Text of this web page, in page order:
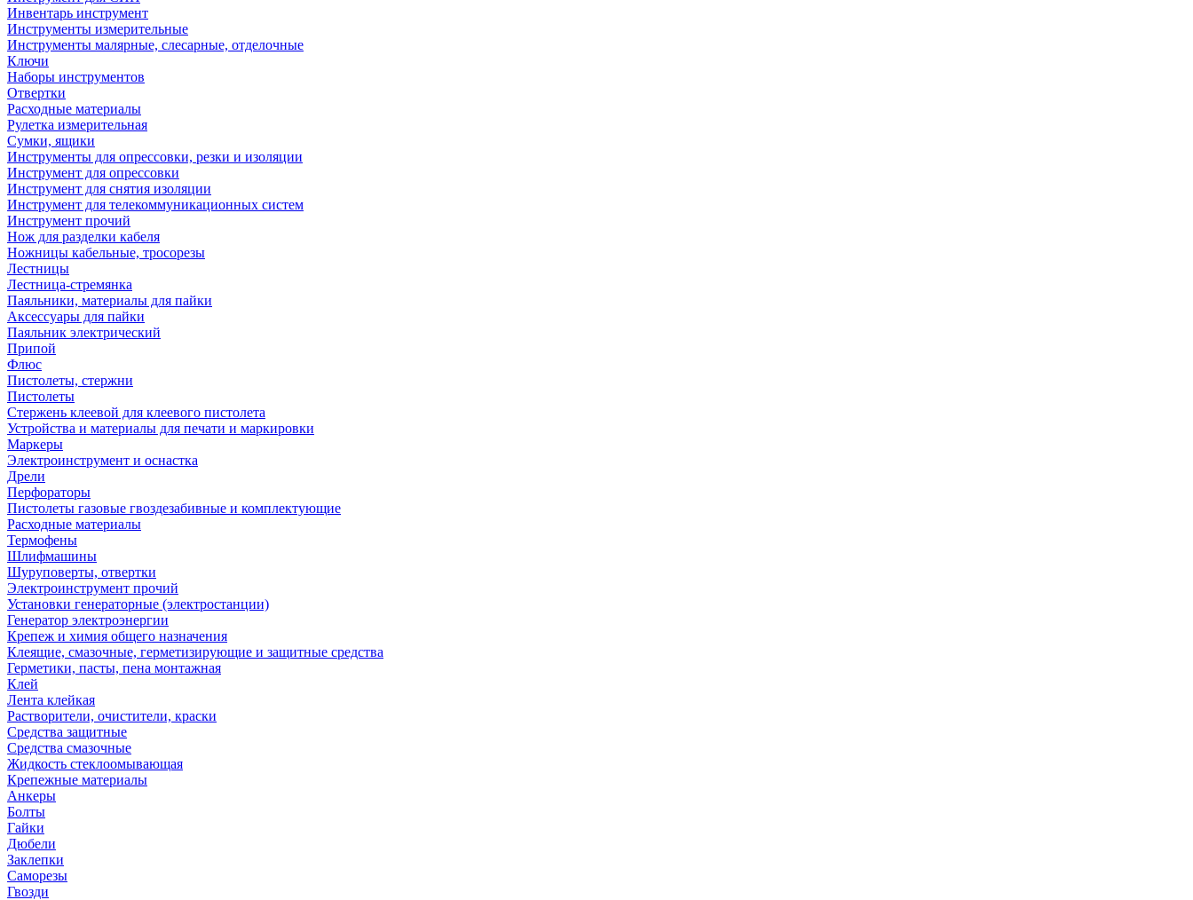
Инвентарь инструмент
Инструменты измерительные
Инструменты малярные, слесарные, отделочные
Ключи
Наборы инструментов
Отвертки
Расходные материалы
Рулетка измерительная
Сумки, ящики
Инструменты для опрессовки, резки и изоляции
Инструмент для опрессовки
Инструмент для снятия изоляции
Инструмент для телекоммуникационных систем
Инструмент прочий
Нож для разделки кабеля
Ножницы кабельные, тросорезы
Лестницы
Лестница-стремянка
Паяльники, материалы для пайки
Аксессуары для пайки
Паяльник электрический
Припой
Флюс
Пистолеты, стержни
Пистолеты
Стержень клеевой для клеевого пистолета
Устройства и материалы для печати и маркировки
Маркеры
Электроинструмент и оснастка
Дрели
Перфораторы
Пистолеты газовые гвоздезабивные и комплектующие
Расходные материалы
Термофены
Шлифмашины
Шуруповерты, отвертки
Электроинструмент прочий
Установки генераторные (электростанции)
Генератор электроэнергии
Крепеж и химия общего назначения
Клеящие, смазочные, герметизирующие и защитные средства
Герметики, пасты, пена монтажная
Клей
Лента клейкая
Растворители, очистители, краски
Средства защитные
Средства смазочные
Жидкость стеклоомывающая
Крепежные материалы
Анкеры
Болты
Гайки
Дюбели
Заклепки
Саморезы
Гвозди